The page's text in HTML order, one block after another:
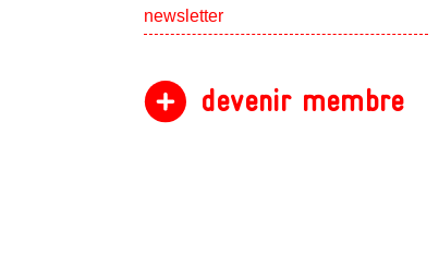
newsletter
devenir membre